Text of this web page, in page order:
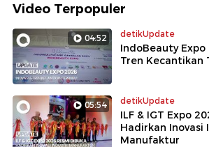
Video Terpopuler
04:52 detikUpdate
IndoBeauty Expo
Tren Kecantikan
05:54 detikUpdate
ILF & IGT Expo
Hadirkan Inovasi
Manufaktur